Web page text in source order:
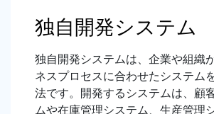
独自開発システム
独自開発システムは、企業や組織
ネスプロセスに合わせたシステム
法です。開発するシステムは、顧
ムや在庫管理システム、生産管理